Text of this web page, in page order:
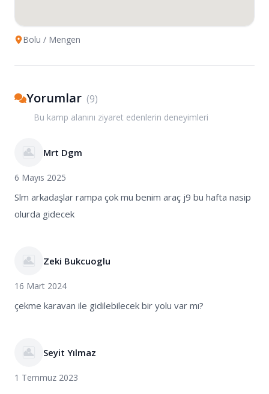
Bolu / Mengen
Yorumlar (9)
Bu kamp alanını ziyaret edenlerin deneyimleri
Mrt Dgm
6 Mayıs 2025
Slm arkadaşlar rampa çok mu benim araç j9 bu hafta nasip
olurda gidecek
Zeki Bukcuoglu
16 Mart 2024
çekme karavan ile gidilebilecek bir yolu var mı?
Seyit Yılmaz
1 Temmuz 2023